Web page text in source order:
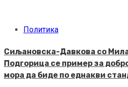
Политика
Сиљановска-Давкова со
Подгорица се пример за
мора да биде по еднакви